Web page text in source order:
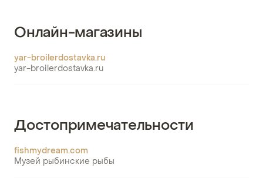
Онлайн-магазины
yar-broilerdostavka.ru
yar-broilerdostavka.ru
Достопримечательности
fishmydream.com
Музей рыбинские рыбы